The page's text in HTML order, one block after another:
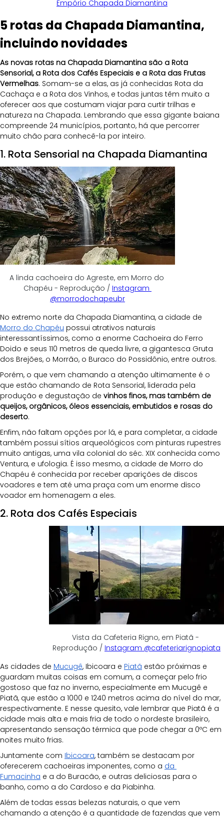
Empório Chapada Diamantina
5 rotas da Chapada Diamantina,
incluindo novidades
As novas rotas na Chapada Diamantina são a Rota
Sensorial, a Rota dos Cafés Especiais e a Rota das Frutas
Vermelhas. Somam-se a elas, as já conhecidas Rota da
Cachaça e a Rota dos Vinhos, e todas juntas têm muito a
oferecer aos que costumam viajar para curtir trilhas e
natureza na Chapada. Lembrando que essa gigante baiana
compreende 24 municípios, portanto, há que percorrer
muito chão para conhecê-la por inteiro.
1. Rota Sensorial na Chapada Diamantina
A linda cachoeira do Agreste, em Morro do
Chapéu - Reprodução / Instagram
@morrodochapeubr
No extremo norte da Chapada Diamantina, a cidade de
Morro do Chapéu possui atrativos naturais
interessantíssimos, como a enorme Cachoeira do Ferro
Doido e seus 110 metros de queda livre, a gigantesca Gruta
dos Brejões, o Morrão, o Buraco do Possidônio, entre outros.
Porém, o que vem chamando a atenção ultimamente é o
que estão chamando de Rota Sensorial, liderada pela
produção e degustação de vinhos finos, mas também de
queijos, orgânicos, óleos essenciais, embutidos e rosas do
deserto.
Enfim, não faltam opções por lá, e para completar, a cidade
também possui sítios arqueológicos com pinturas rupestres
muito antigas, uma vila colonial do séc. XIX conhecida como
Ventura, e ufologia. É isso mesmo, a cidade de Morro do
Chapéu é conhecida por receber aparições de discos
voadores e tem até uma praça com um enorme disco
voador em homenagem a eles.
2. Rota dos Cafés Especiais
Vista da Cafeteria Rigno, em Piatã -
Reprodução / Instagram @cafeteriarignopiata
As cidades de Mucugê, Ibicoara e Piatã estão próximas e
guardam muitas coisas em comum, a começar pelo frio
gostoso que faz no inverno, especialmente em Mucugê e
Piatã, que estão a 1000 e 1240 metros acima do nível do mar,
respectivamente. E nesse quesito, vale lembrar que Piatã é a
cidade mais alta e mais fria de todo o nordeste brasileiro,
apresentando sensação térmica que pode chegar a 0ºC em
noites muito frias.
Juntamente com Ibicoara, também se destacam por
oferecerem cachoeiras imponentes, como a da
Fumacinha e a do Buracão, e outras deliciosas para o
banho, como a do Cardoso e da Piabinha.
Além de todas essas belezas naturais, o que vem
chamando a atenção é a quantidade de fazendas que vem